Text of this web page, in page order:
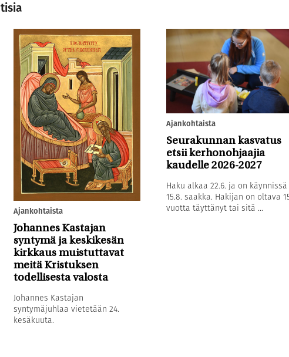
Ajankohtaista
Johannes Kastajan
syntymä ja keskikesän
kirkkaus muistuttavat
meitä Kristuksen
todellisesta valosta
Johannes Kastajan
syntymäjuhlaa vietetään 24.
kesäkuuta.
Ajankohtaista
Seurakunnan kasvatus
etsii kerhonohjaajia
kaudelle 2026-2027
Haku alkaa 22.6. ja on käynnissä
15.8. saakka. Hakijan on oltava
vuotta täyttänyt tai sitä ...